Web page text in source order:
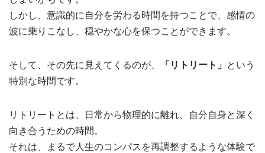
しかし、意識的に自分を労わる時間を持つことで、感情の
波に乗りこなし、穏やかな心を保つことができます。
そして、その先に見えてくるのが、 「リトリート」 という
特別な時間です。
リトリートとは、日常から物理的に離れ、自分自身と深く
向き合うための時間。
それは、まるで人生のコンパスを再調整するような体験で